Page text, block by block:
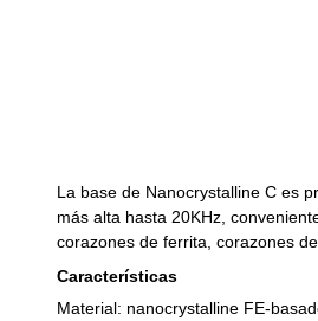
La base de Nanocrystalline C es
más alta hasta 20KHz,
corazones de ferrita, corazones
Características
Material: nanocrystalline FE-